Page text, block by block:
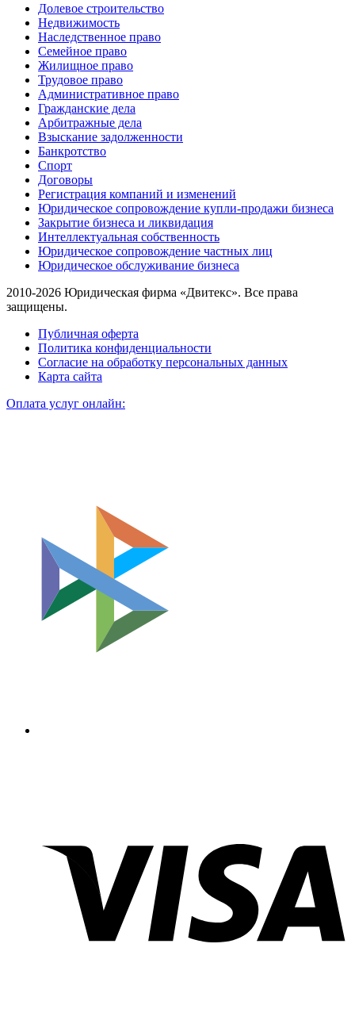
Долевое строительство
Недвижимость
Наследственное право
Семейное право
Жилищное право
Трудовое право
Административное право
Гражданские дела
Арбитражные дела
Взыскание задолженности
Банкротство
Спорт
Договоры
Регистрация компаний и изменений
Юридическое сопровождение купли-продажи бизнеса
Закрытие бизнеса и ликвидация
Интеллектуальная собственность
Юридическое сопровождение частных лиц
Юридическое обслуживание бизнеса
2010-2026 Юридическая фирма «Двитекс». Все права
защищены.
Публичная оферта
Политика конфиденциальности
Согласие на обработку персональных данных
Карта сайта
Оплата услуг онлайн: